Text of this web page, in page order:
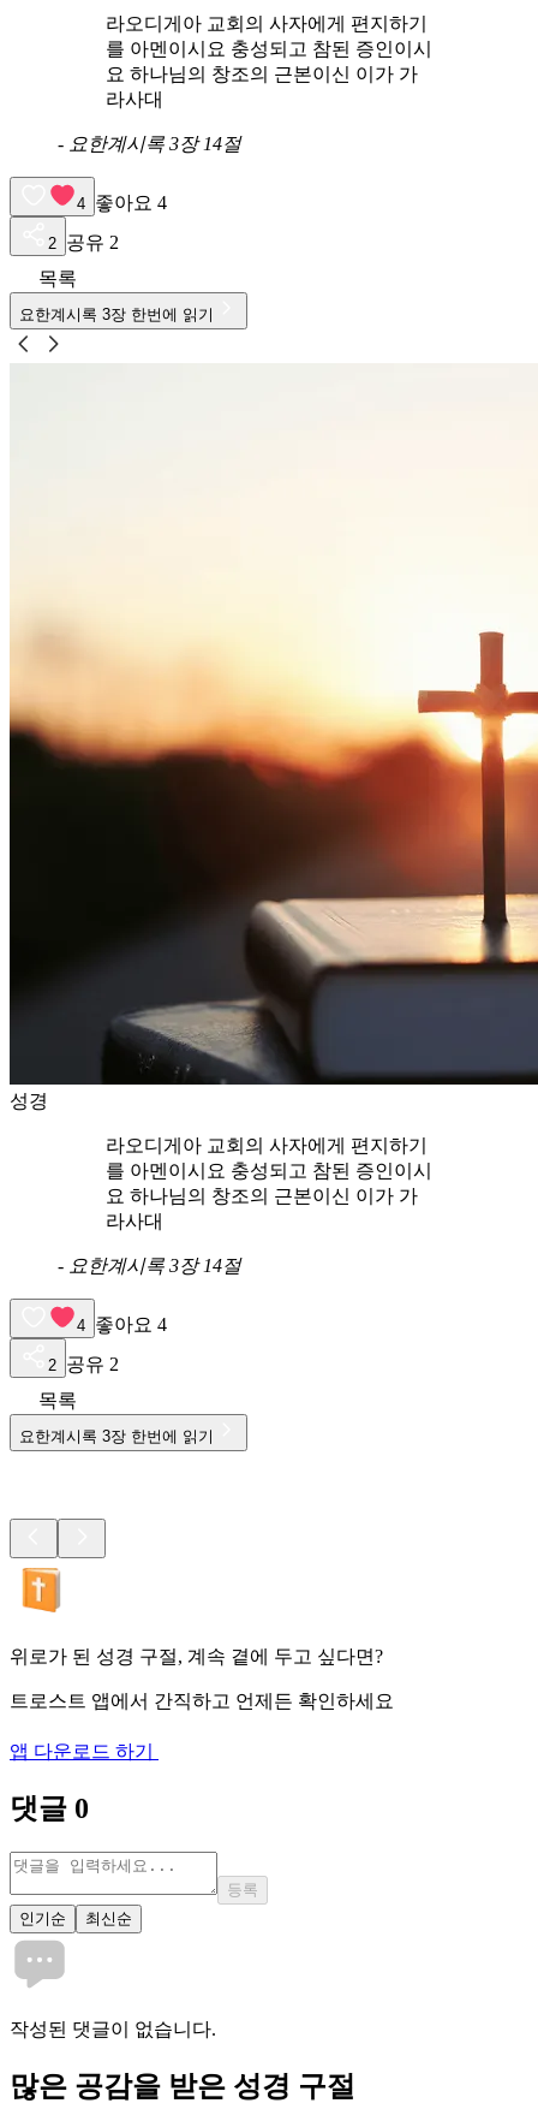
라오디게아 교회의 사자에게 편지하기
를 아멘이시요 충성되고 참된 증인이시
요 하나님의 창조의 근본이신 이가 가
라사대
- 요한계시록 3장 14절
4 좋아요 4
2 공유 2
목록
요한계시록 3장 한번에 읽기
성경
라오디게아 교회의 사자에게 편지하기
를 아멘이시요 충성되고 참된 증인이시
요 하나님의 창조의 근본이신 이가 가
라사대
- 요한계시록 3장 14절
4 좋아요 4
2 공유 2
목록
요한계시록 3장 한번에 읽기
위로가 된 성경 구절, 계속 곁에 두고 싶다면?
트로스트 앱에서 간직하고 언제든 확인하세요
앱 다운로드 하기
댓글 0
등록
인기순
최신순
작성된 댓글이 없습니다.
많은 공감을 받은 성경 구절